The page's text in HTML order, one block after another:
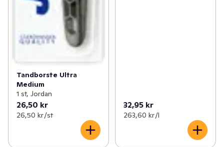
Tandborste Ultra
Medium
1 st, Jordan
26,50 kr
26,50 kr /st
32,95 kr
263,60 kr /l